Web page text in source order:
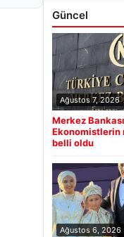
Güncel
Ağustos 7, 2026
Merkez
Ekonomistlerin
belli oldu
Ağustos 6, 2026